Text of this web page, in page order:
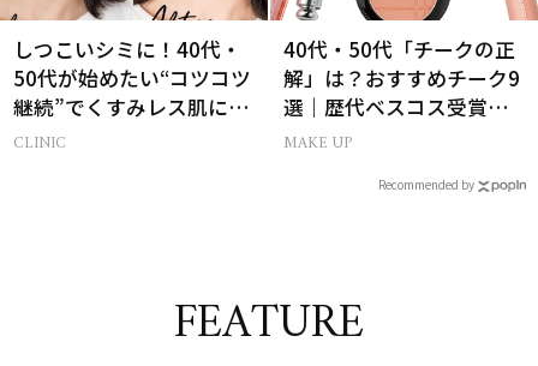
しつこいシミに！40代・
50代が始めたい“コツコツ
継続”でくすみレス肌に！
【BeforeAfter】
CLINIC
40代・50代「チークの正
解」は？おすすめチーク9
選｜歴代ベスコス受賞ま
とめ＆正しい使い方
MAKE UP
Recommended by
FEATURE